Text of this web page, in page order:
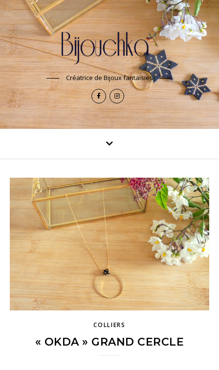
Créatrice de Bijoux fantaisies
COLLIERS
« OKDA » GRAND CERCLE